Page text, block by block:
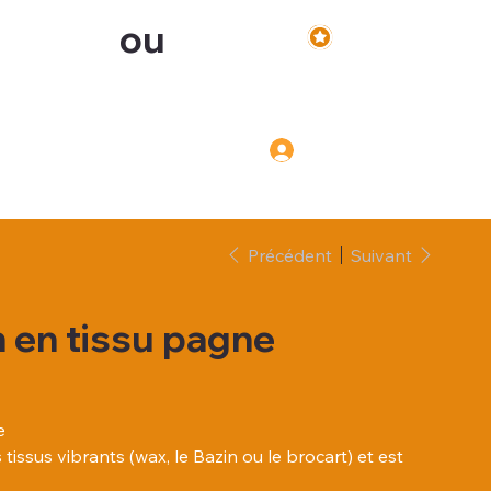
ou
Précédent Suivant
en tissu pagne
vibrants (wax, le Bazin ou le brocart) et est